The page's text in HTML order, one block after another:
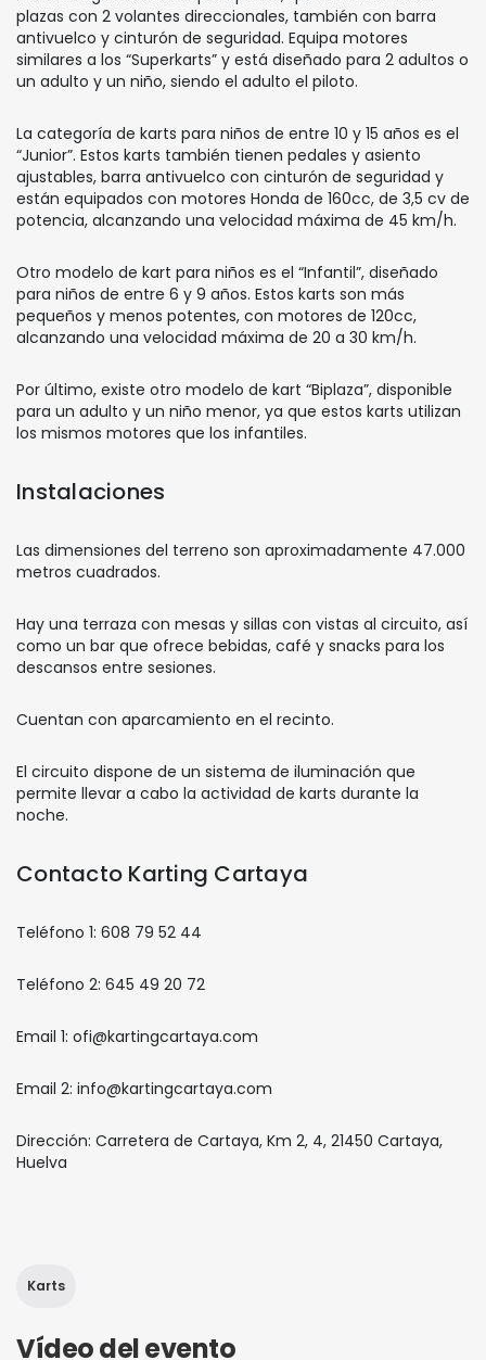
plazas con 2 volantes direccionales, también con barra
antivuelco y cinturón de seguridad. Equipa motores
similares a los “Superkarts” y está diseñado para 2 adultos o
un adulto y un niño, siendo el adulto el piloto.
La categoría de karts para niños de entre 10 y 15 años es el
“Junior”. Estos karts también tienen pedales y asiento
ajustables, barra antivuelco con cinturón de seguridad y
están equipados con motores Honda de 160cc, de 3,5 cv de
potencia, alcanzando una velocidad máxima de 45 km/h.
Otro modelo de kart para niños es el “Infantil”, diseñado
para niños de entre 6 y 9 años. Estos karts son más
pequeños y menos potentes, con motores de 120cc,
alcanzando una velocidad máxima de 20 a 30 km/h.
Por último, existe otro modelo de kart “Biplaza”, disponible
para un adulto y un niño menor, ya que estos karts utilizan
los mismos motores que los infantiles.
Instalaciones
Las dimensiones del terreno son aproximadamente 47.000
metros cuadrados.
Hay una terraza con mesas y sillas con vistas al circuito, así
como un bar que ofrece bebidas, café y snacks para los
descansos entre sesiones.
Cuentan con aparcamiento en el recinto.
El circuito dispone de un sistema de iluminación que
permite llevar a cabo la actividad de karts durante la
noche.
Contacto Karting Cartaya
Teléfono 1: 608 79 52 44
Teléfono 2: 645 49 20 72
Email 1: ofi@kartingcartaya.com
Email 2: info@kartingcartaya.com
Dirección: Carretera de Cartaya, Km 2, 4, 21450 Cartaya,
Huelva
Karts
Vídeo del evento